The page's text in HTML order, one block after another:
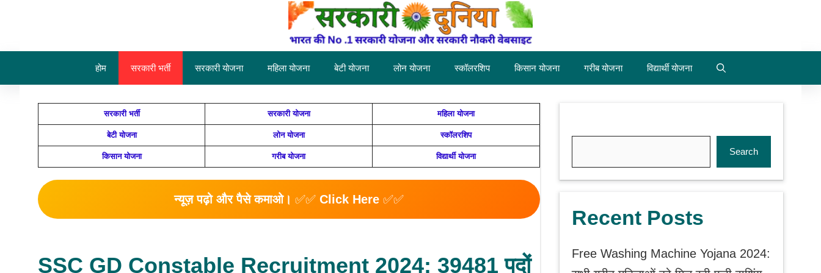
content
होम सरकारी भर्ती सरकारी योजना महिला योजना बेटी योजना लोन योजना स्कॉलरशिप किसान योजना गरीब योजना विद्यार्थी योजना
सरकारी भर्ती सरकारी योजना महिला योजना
बेटी योजना लोन योजना स्कॉलरशिप
किसान योजना गरीब योजना विद्यार्थी योजना
न्यूज़ पढ़ो और पैसे कमाओ। ✅✅ Click Here ✅✅
SSC GD Constable Recruitment 2024: 39481 पदों
Search
Recent Posts
Free Washing Machine Yojana 2024: